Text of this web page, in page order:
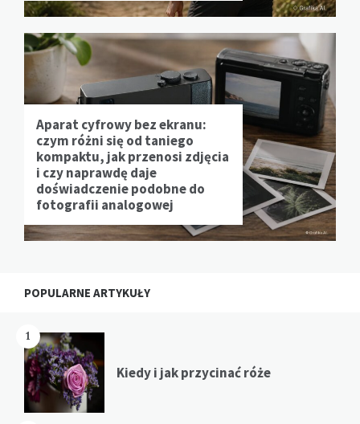
Aparat cyfrowy bez ekranu:
czym różni się od taniego
kompaktu, jak przenosi zdjęcia
i czy naprawdę daje
doświadczenie podobne do
fotografii analogowej
POPULARNE ARTYKUŁY
1
Kiedy i jak przycinać róże